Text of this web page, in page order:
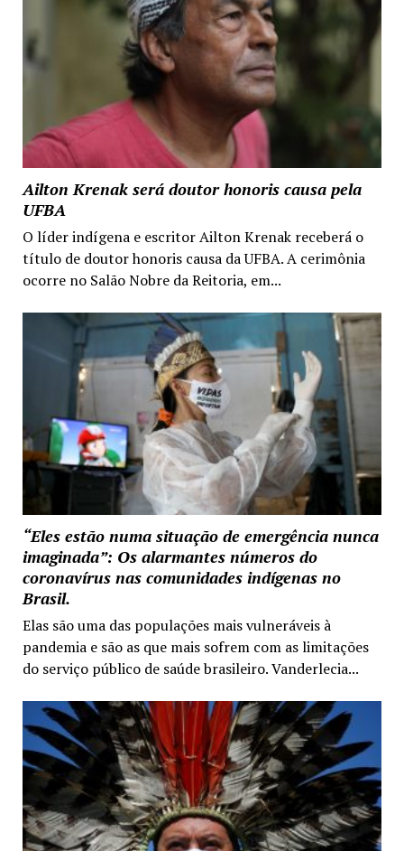
Ailton Krenak será doutor honoris causa pela
UFBA
O líder indígena e escritor Ailton Krenak receberá o
título de doutor honoris causa da UFBA. A cerimônia
ocorre no Salão Nobre da Reitoria, em...
“Eles estão numa situação de emergência nunca
imaginada”: Os alarmantes números do
coronavírus nas comunidades indígenas no
Brasil.
Elas são uma das populações mais vulneráveis à
pandemia e são as que mais sofrem com as limitações
do serviço público de saúde brasileiro. Vanderlecia...